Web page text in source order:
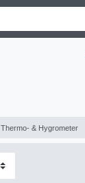
Thermo- & Hygrometer